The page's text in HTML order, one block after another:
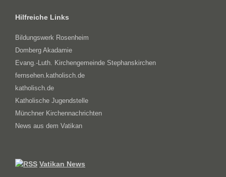
Hilfreiche Links
Bildungswerk Rosenheim
Domberg Akadamie
Evang.-Luth. Kirchengemeinde Stephanskirchen
fernsehen.katholisch.de
katholisch.de
Katholische Jugendstelle
Münchner Kirchennachrichten
News aus dem Vatikan
Vatikan News